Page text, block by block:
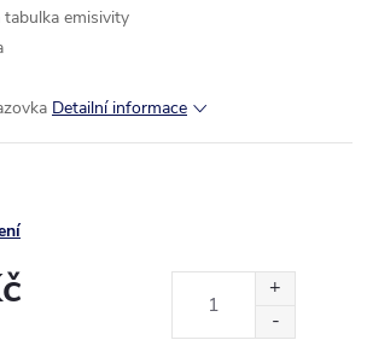
emisivity
Detailní informace